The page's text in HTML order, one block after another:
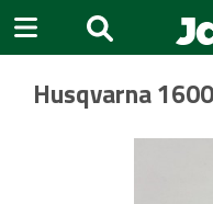
Husqvarna